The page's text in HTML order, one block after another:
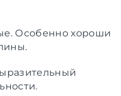
Особенно хороши